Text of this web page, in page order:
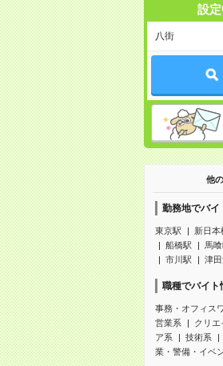
設
八街
他
勤務地でバイ
東京駅 新日本
船橋駅
馬
市川駅
津
職種でバイト
事務・オフィス
営業系
クリエ
ア系
技術系
業・警備・イベ